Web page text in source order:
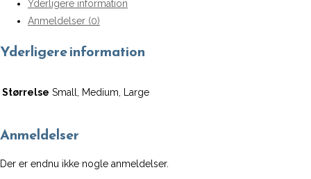
A-
-
blå
antal
Yderligere information
Anmeldelser (0)
Yderligere information
Størrelse Small, Medium, Large
Anmeldelser
Der er endnu ikke nogle anmeldelser.